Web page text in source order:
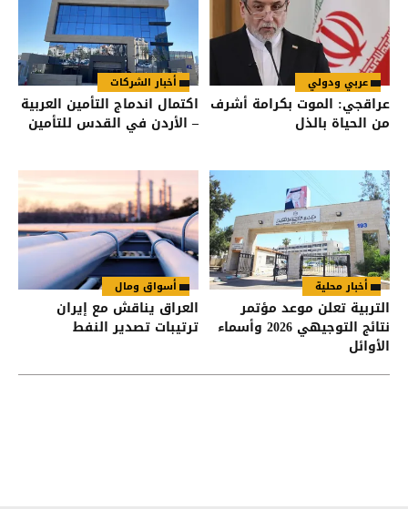
عربي ودولي
عراقجي: الموت بكرامة أشرف
من الحياة بالذل
أخبار الشركات
اكتمال اندماج التأمين العربية
– الأردن في القدس للتأمين
أخبار محلية
التربية تعلن موعد مؤتمر
نتائج التوجيهي 2026 وأسماء
الأوائل
أسواق ومال
العراق يناقش مع إيران
ترتيبات تصدير النفط